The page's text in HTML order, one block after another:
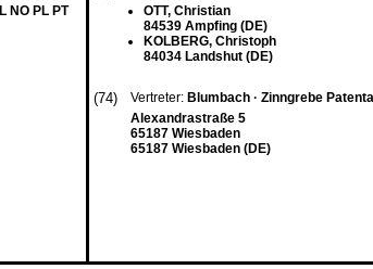
NO PL PT
OTT, Christian
84539 Ampfing (DE)
KOLBERG, Christoph
84034 Landshut (DE)
(74) Vertreter: Blumbach · Zinngrebe
Alexandrastraße 5
65187 Wiesbaden
65187 Wiesbaden (DE)